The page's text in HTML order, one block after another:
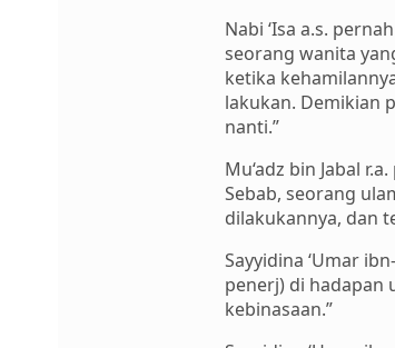
Nabi ‘Isa a.s.
seorang wanita
ketika
lakukan. Demikian
nanti.”
Mu‘adz bin Jabal
Sebab, seorang
dilakukannya, dan
Sayyidina ‘Umar
penerj) di hadapan
kebinasaan.”